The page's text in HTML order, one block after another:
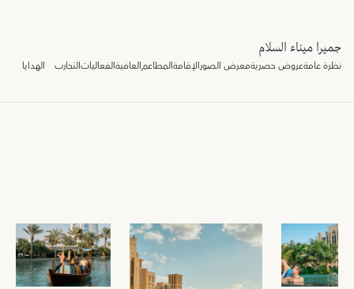
جميرا ميناء السلام
نظرة عامةعروض حصريةمعرض الصورالإقامةالمطاعمالعافيةالفعالياتالتجارب الهدايا